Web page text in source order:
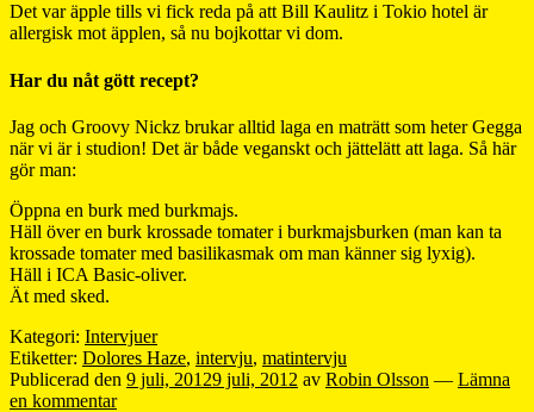
Det var äpple tills vi fick reda på att Bill Kaulitz i Tokio hotel är
allergisk mot äpplen, så nu bojkottar vi dom.
Har du nåt gött recept?
Jag och Groovy Nickz brukar alltid laga en maträtt som heter Gegga
när vi är i studion! Det är både veganskt och jättelätt att laga. Så här
gör man:
Öppna en burk med burkmajs.
Häll över en burk krossade tomater i burkmajsburken (man kan ta
krossade tomater med basilikasmak om man känner sig lyxig).
Häll i ICA Basic-oliver.
Ät med sked.
Kategori: Intervjuer
Etiketter: Dolores Haze, intervju, matintervju
Publicerad den 9 juli, 20129 juli, 2012 av Robin Olsson — Lämna
en kommentar